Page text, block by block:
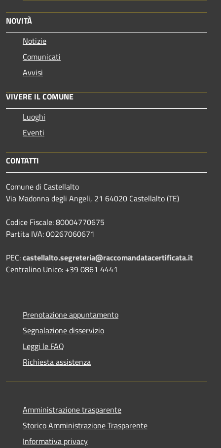
NOVITÀ
Notizie
Comunicati
Avvisi
VIVERE IL COMUNE
Luoghi
Eventi
CONTATTI
Comune di Castellalto
Via Madonna degli Angeli, 21 64020 Castellalto (TE)
Codice Fiscale: 80004770675
Partita IVA: 00267060671
PEC:castellalto.segreteria@raccomandatacertificata.it
Centralino Unico: +39 0861 4441
Prenotazione appuntamento
Segnalazione disservizio
Leggi le FAQ
Richiesta assistenza
Amministrazione trasparente
Storico Amministrazione Trasparente
Informativa privacy